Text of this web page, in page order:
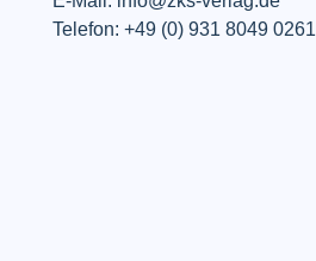
Telefon: +49 (0) 931 8049 0261